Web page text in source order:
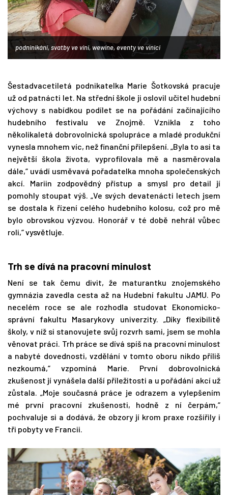
podninikání, svatby ve vini, wewine, eventy ve vinici
Šestadvacetiletá podnikatelka Marie Šotkovská pracuje
už od patnácti let. Na střední škole ji oslovil učitel hudební
výchovy s nabídkou podílet se na pořádání začínajícího
hudebního festivalu ve Znojmě. Vznikla z toho
několikaletá dobrovolnická spolupráce a mladé produkční
vynesla mnohem víc, než finanční přilepšení. „Byla to asi ta
největší škola života, vyprofilovala mě a nasměrovala
dále,“ uvádí usměvavá pořadatelka mnoha společenských
akcí. Mariin zodpovědný přístup a smysl pro detail jí
pomohly stoupat výš. „Ve svých devatenácti letech jsem
se dostala k řízení celého hudebního kolosu, což pro mě
bylo obrovskou výzvou. Honorář v té době nehrál vůbec
roli,“ vysvětluje.
Trh se dívá na pracovní minulost
Není se tak čemu divit, že maturantku znojemského
gymnázia zavedla cesta až na Hudební fakultu JAMU. Po
necelém roce se ale rozhodla studovat Ekonomicko-
správní fakultu Masarykovy univerzity. „Díky flexibilitě
školy, v níž si stanovujete svůj rozvrh sami, jsem se mohla
věnovat práci. Trh práce se dívá spíš na pracovní minulost
a nabyté dovednosti, vzdělání v tomto oboru nikdo příliš
nezkoumá,“ vzpomíná Marie. První dobrovolnická
zkušenost jí vynášela další příležitosti a u pořádání akcí už
zůstala. „Moje současná práce je odrazem a vylepšením
mé první pracovní zkušenosti, hodně z ní čerpám,“
pochvaluje si a dodává, že obzory jí krom praxe rozšířily i
tři pobyty ve Francii.